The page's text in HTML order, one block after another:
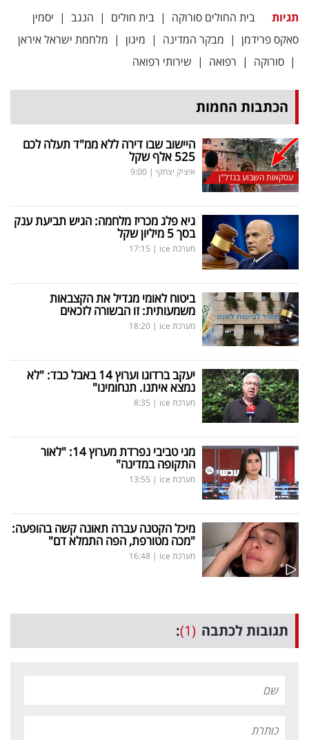
תגיות בית החולים סורוקה | בית חולים | הנגב | יסמין
סאקס פרידמן | מבקר המדינה | מיגון | מלחמת ישראל איראן
| סורוקה | רפואה | שירותי רפואה
הכתבות החמות
עסקאות השבוע בנדל"ן
היישוב שבו דירה ללא ממ"ד תעלה לכם
525 אלף שקל
איציק יצחקי |
9:00
גיא פלג מכריז מלחמה: הגיש תביעת ענק
בסך 5 מיליון שקל
מערכת ice |
17:15
ביטוח לאומי מגדיל את הקצבאות
משמעותית: זו הבשורה לזכאים
מערכת ice |
18:20
יעקב ברדוגו וערוץ 14 באבל כבד: "לא
נמצא איתנו. תנחומינו"
מערכת ice |
8:35
מגי טביבי נפרדת מערוץ 14: "לאור
התקופה במדינה"
מערכת ice |
13:55
מיכל הקטנה עברה תאונה קשה בהופעה:
"מכה מטורפת, הפה התמלא דם"
מערכת ice |
16:48
תגובות לכתבה (1)
: